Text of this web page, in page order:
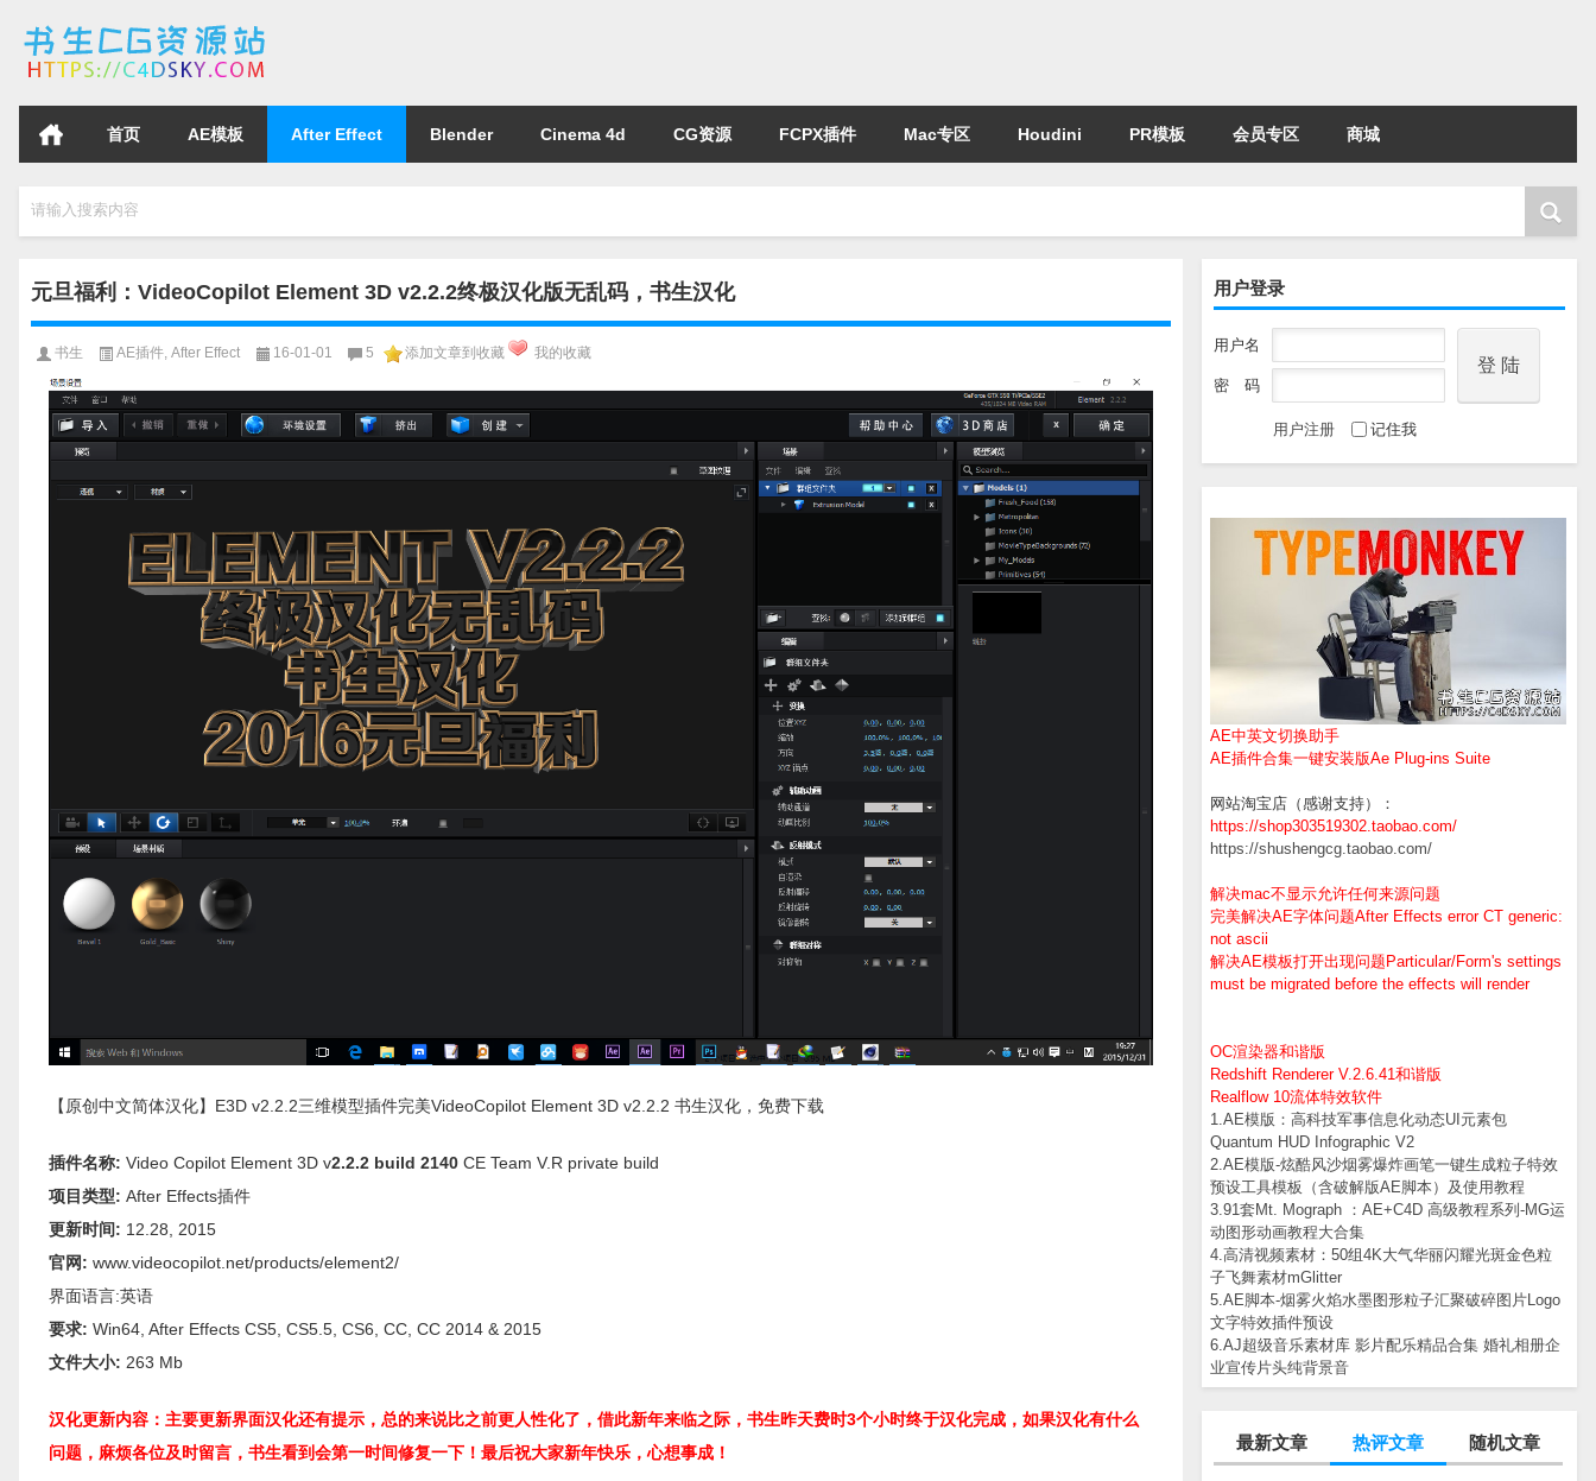
首页 AE模板 After Effect Blender Cinema 4d CG资源 FCPX插件 Mac专区 Houdini PR模板 会员专区 商城
请输入搜索内容
用户登录
用户名
密 码
用户注册 记住我
AE中英文切换助手
AE插件合集一键安装版Ae Plug-ins Suite
网站淘宝店（感谢支持）：
https://shop303519302.taobao.com/
https://shushengcg.taobao.com/
解决mac不显示允许任何来源问题
完美解决AE字体问题After Effects error CT generic:
not ascii
解决AE模板打开出现问题Particular/Form's settings
must be migrated before the effects will render
OC渲染器和谐版
Redshift Renderer V.2.6.41和谐版
Realflow 10流体特效软件
1.AE模版：高科技军事信息化动态UI元素包
Quantum HUD Infographic V2
2.AE模版-炫酷风沙烟雾爆炸画笔一键生成粒子特效
预设工具模板（含破解版AE脚本）及使用教程
3.91套Mt. Mograph ：AE+C4D 高级教程系列-MG运
动图形动画教程大合集
4.高清视频素材：50组4K大气华丽闪耀光斑金色粒
子飞舞素材mGlitter
5.AE脚本-烟雾火焰水墨图形粒子汇聚破碎图片Logo
文字特效插件预设
6.AJ超级音乐素材库 影片配乐精品合集 婚礼相册企
业宣传片头纯背景音
最新文章 热评文章 随机文章
元旦福利：VideoCopilot Element 3D v2.2.2终极汉化版无乱码，书生汉化
书生 AE插件, After Effect 16-01-01 5 添加文章到收藏 我的收藏
【原创中文简体汉化】E3D v2.2.2三维模型插件完美VideoCopilot Element 3D v2.2.2 书生汉化，免费下载
插件名称: Video Copilot Element 3D v2.2.2 build 2140 CE Team V.R private build
项目类型: After Effects插件
更新时间: 12.28, 2015
官网: www.videocopilot.net/products/element2/
界面语言:英语
要求: Win64, After Effects CS5, CS5.5, CS6, CC, CC 2014 & 2015
文件大小: 263 Mb
汉化更新内容：主要更新界面汉化还有提示，总的来说比之前更人性化了，借此新年来临之际，书生昨天费时3个小时终于汉化完成，如果汉化有什么
问题，麻烦各位及时留言，书生看到会第一时间修复一下！最后祝大家新年快乐，心想事成！